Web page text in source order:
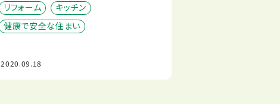
リフォーム
キッチン
健康で安全な住まい
2020.09.18